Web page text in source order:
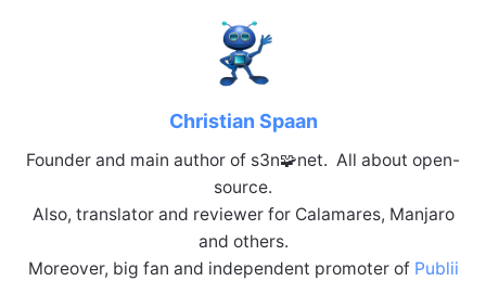
Christian Spaan
Founder and main author of s3n🧩net. All about open-
source.
Also, translator and reviewer for Calamares, Manjaro
and others.
Moreover, big fan and independent promoter of Publii